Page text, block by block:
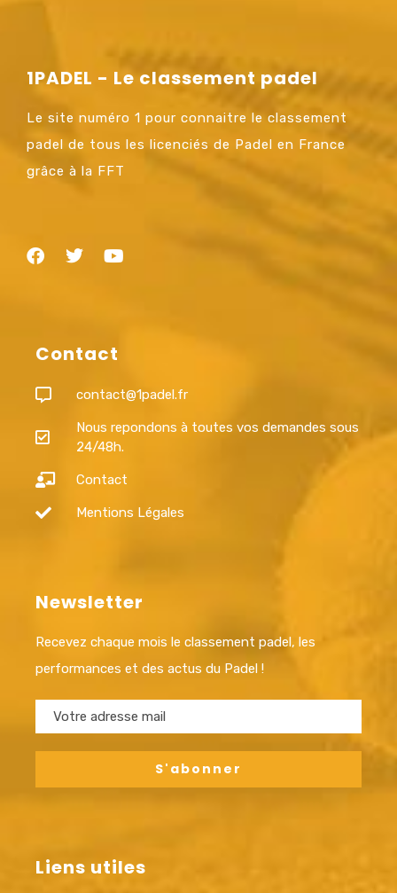
1PADEL - Le classement padel
Le site numéro 1 pour connaitre le classement
padel de tous les licenciés de Padel en France
grâce à la FFT
Contact
contact@1padel.fr
Nous repondons à toutes vos demandes sous
24/48h.
Contact
Mentions Légales
Newsletter
Recevez chaque mois le classement padel, les
performances et des actus du Padel !
Liens utiles